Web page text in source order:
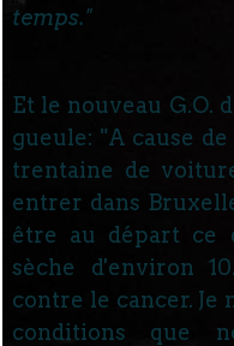
temps."
Et le nouveau G.O.
gueule: "A cause
trentaine de
entrer dans
être au départ ce
sèche d'environ
contre le cancer. Je
conditions que